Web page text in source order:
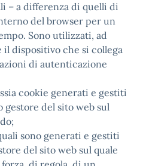
– a differenza di quelli di
del browser per un
Sono utilizzati, ad
dispositivo che si collega
di autenticazione
cookie generati e gestiti
del sito web sul
sono generati e gestiti
del sito web sul quale